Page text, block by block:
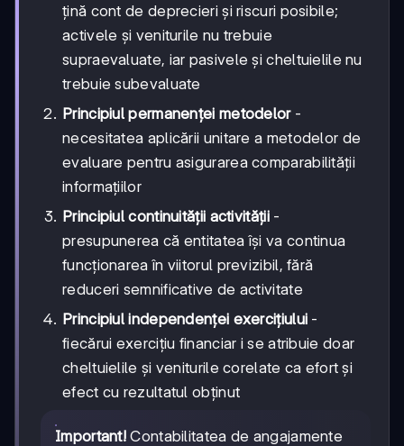
țină cont de deprecieri și riscuri posibile;
activele și veniturile nu trebuie
supraevaluate, iar pasivele și cheltuielile nu
trebuie subevaluate
Principiul permanenței metodelor-
necesitatea aplicării unitare a metodelor de
evaluare pentru asigurarea comparabilității
informațiilor
Principiul continuității activității-
presupunerea că entitatea își va continua
funcționarea în viitorul previzibil, fără
reduceri semnificative de activitate
Principiul independenței exercițiului -
fiecărui exercițiu financiar i se atribuie doar
cheltuielile și veniturile corelate ca efort și
efect cu rezultatul obținut
Important! Contabilitatea de angajamente